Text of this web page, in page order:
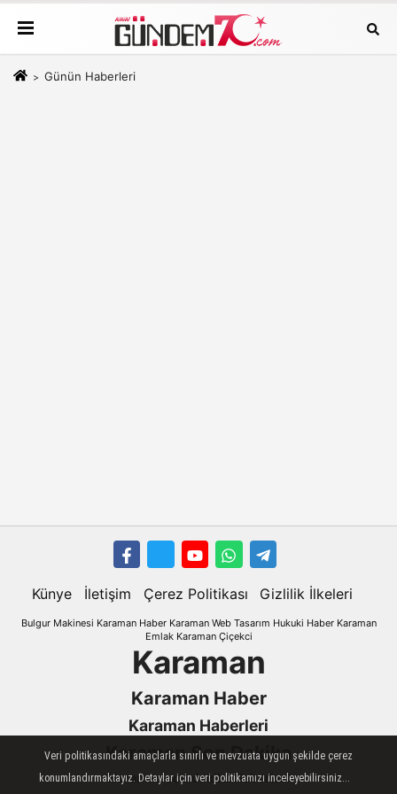
Günün Haberleri
Künye İletişim Çerez Politikası Gizlilik İlkeleri
Bulgur Makinesi Karaman Haber Karaman Web Tasarım Hukuki Haber Karaman
Emlak Karaman Çiçekci
Karaman
Karaman Haber
Karaman Haberleri
Karaman Son Dakika
Karaman son dakika Haberleri
Veri politikasındaki amaçlarla sınırlı ve mevzuata uygun şekilde çerez
konumlandırmaktayız. Detaylar için veri politikamızı inceleyebilirsiniz...